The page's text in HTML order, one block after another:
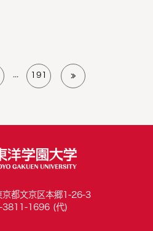
191 ≫
都文京区本郷1-26-3
3811-1696 (代)